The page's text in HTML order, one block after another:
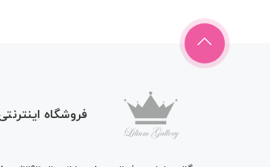
فروشگاه